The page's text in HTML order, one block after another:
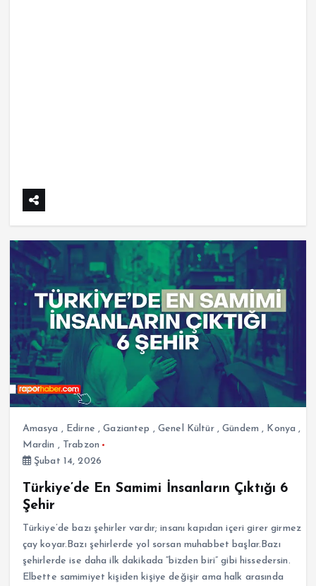
Amasya , Edirne ,Gaziantep , Genel Kültür,Gündem , Konya ,
Mardin , Trabzon
Şubat 14, 2026
Türkiye’de En Samimi İnsanların Çıktığı 6
Şehir
Türkiye’de bazı şehirler vardır; insanı kapıdan içeri girer girmez
çay koyar.Bazı şehirlerde yol sorsan muhabbet başlar.Bazı
şehirlerde ise daha ilk dakikada “bizden biri” gibi hissedersin.
Elbette samimiyet kişiden kişiye değişir ama halk arasında